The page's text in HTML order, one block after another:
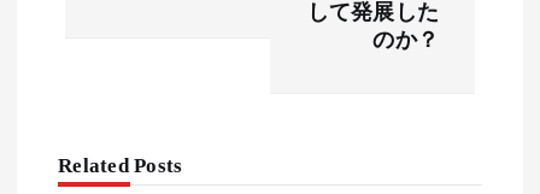
シ
して発展した
のか？
Related Posts